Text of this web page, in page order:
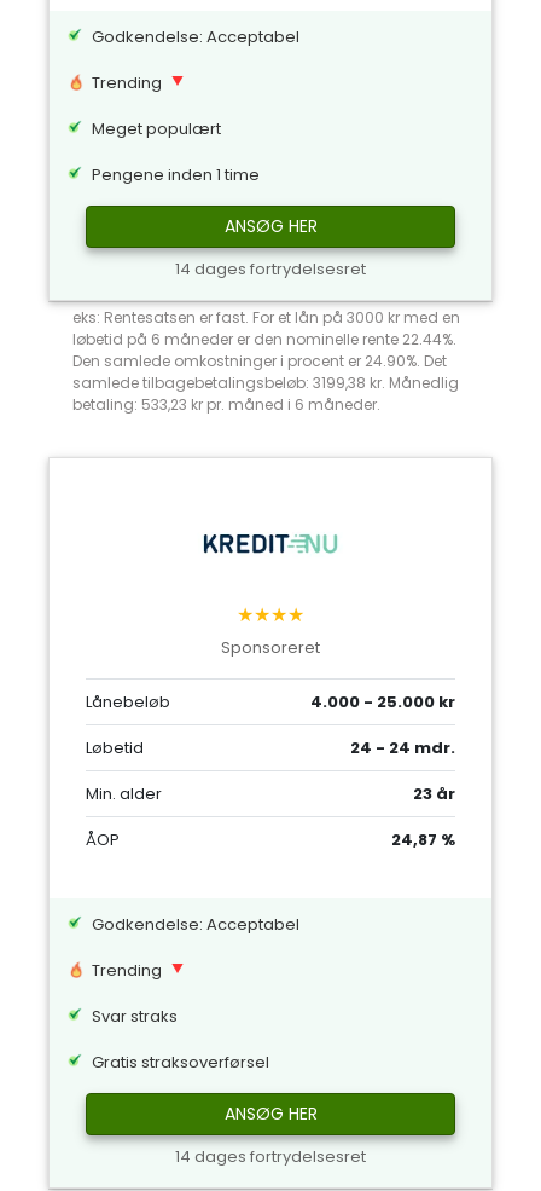
Godkendelse: Acceptabel
Trending
Meget populært
Pengene inden 1 time
ANSØG HER
14 dages fortrydelsesret
eks: Rentesatsen er fast. For et lån på 3000 kr med en
løbetid på 6 måneder er den nominelle rente 22.44%.
Den samlede omkostninger i procent er 24.90%. Det
samlede tilbagebetalingsbeløb: 3199,38 kr. Månedlig
betaling: 533,23 kr pr. måned i 6 måneder.
★★★★
Sponsoreret
Lånebeløb
4.000 - 25.000 kr
Løbetid
24 - 24 mdr.
Min. alder
23 år
ÅOP
24,87 %
Godkendelse: Acceptabel
Trending
Svar straks
Gratis straksoverførsel
ANSØG HER
14 dages fortrydelsesret